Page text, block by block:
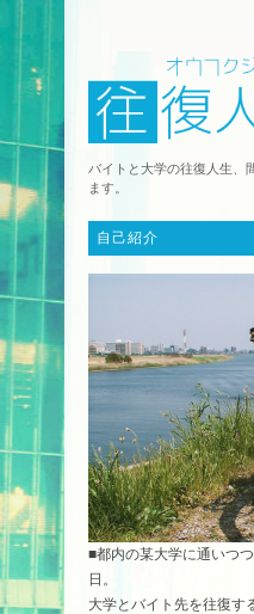
バイトと大学の往復人生、
ます。
自己紹介
■都内の某大学に通いつ
日。
大学とバイト先を往復す